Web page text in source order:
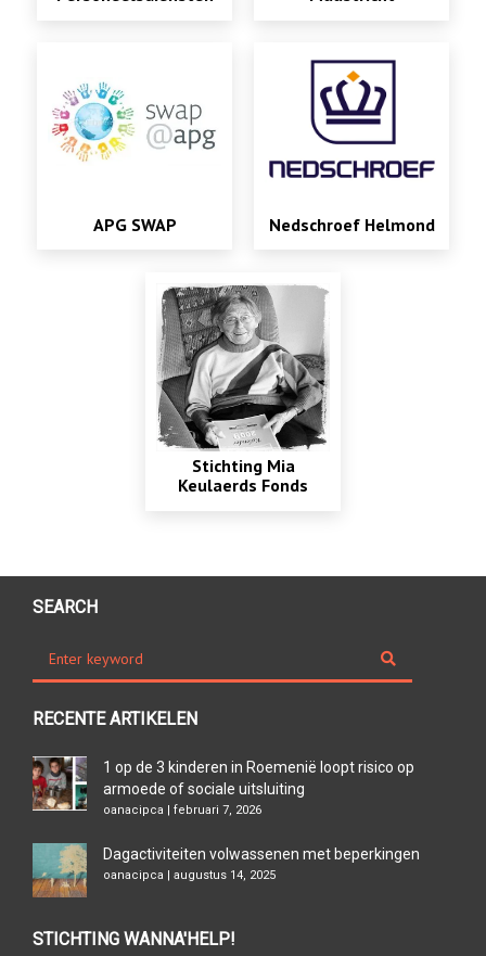
APG SWAP Nedschroef Helmond
Stichting Mia
Keulaerds Fonds
SEARCH
RECENTE ARTIKELEN
1 op de 3 kinderen in Roemenië loopt risico op
armoede of sociale uitsluiting
oanacipca | februari 7, 2026
Dagactiviteiten volwassenen met beperkingen
oanacipca | augustus 14, 2025
STICHTING WANNA'HELP!